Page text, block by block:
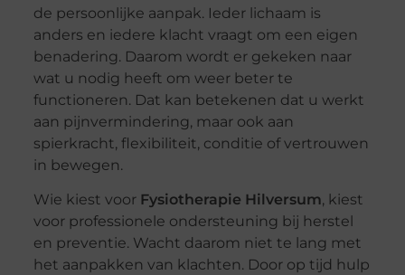
de persoonlijke aanpak. Ieder lichaam is
anders en iedere klacht vraagt om een eigen
benadering. Daarom wordt er gekeken naar
wat u nodig heeft om weer beter te
functioneren. Dat kan betekenen dat u werkt
aan pijnvermindering, maar ook aan
spierkracht, flexibiliteit, conditie of vertrouwen
in bewegen.
Wie kiest voor Fysiotherapie Hilversum, kiest
voor professionele ondersteuning bij herstel
en preventie. Wacht daarom niet te lang met
het aanpakken van klachten. Door op tijd hulp